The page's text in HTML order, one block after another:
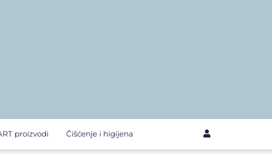
proizvodi Čišćenje i higijena